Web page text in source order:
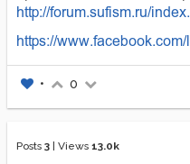
http://forum.sufism.ru/
https://
• 0
Posts 3 Views 13.0k